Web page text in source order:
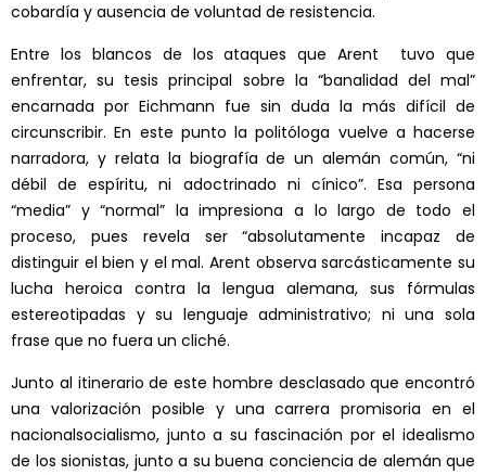
cobardía y ausencia de voluntad de resistencia.
Entre los blancos de los ataques que Arent tuvo que
enfrentar, su tesis principal sobre la “banalidad del mal”
encarnada por Eichmann fue sin duda la más difícil de
circunscribir. En este punto la politóloga vuelve a hacerse
narradora, y relata la biografía de un alemán común, “ni
débil de espíritu, ni adoctrinado ni cínico”. Esa persona
“media” y “normal” la impresiona a lo largo de todo el
proceso, pues revela ser “absolutamente incapaz de
distinguir el bien y el mal. Arent observa sarcásticamente su
lucha heroica contra la lengua alemana, sus fórmulas
estereotipadas y su lenguaje administrativo; ni una sola
frase que no fuera un cliché.
Junto al itinerario de este hombre desclasado que encontró
una valorización posible y una carrera promisoria en el
nacionalsocialismo, junto a su fascinación por el idealismo
de los sionistas, junto a su buena conciencia de alemán que